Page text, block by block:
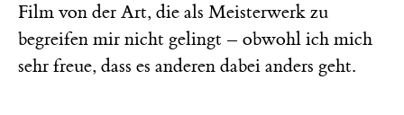
Film von der Art, die als Meisterwerk zu
begreifen mir nicht gelingt – obwohl ich mich
sehr freue, dass es anderen dabei anders geht.